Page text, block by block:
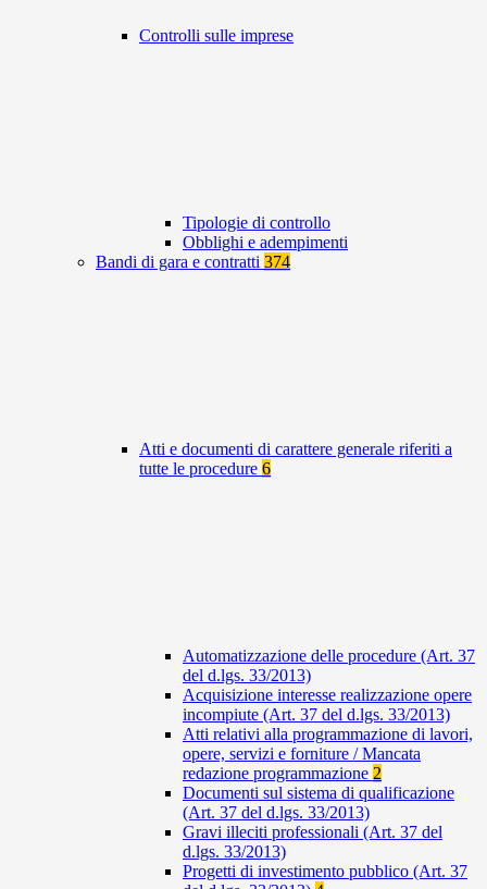
Controlli sulle imprese
Tipologie di controllo
Obblighi e adempimenti
Bandi di gara e contratti 374
Atti e documenti di carattere generale riferiti a
tutte le procedure 6
Automatizzazione delle procedure (Art. 37
del d.lgs. 33/2013)
Acquisizione interesse realizzazione opere
incompiute (Art. 37 del d.lgs. 33/2013)
Atti relativi alla programmazione di lavori,
opere, servizi e forniture / Mancata
redazione programmazione 2
Documenti sul sistema di qualificazione
(Art. 37 del d.lgs. 33/2013)
Gravi illeciti professionali (Art. 37 del
d.lgs. 33/2013)
Progetti di investimento pubblico (Art. 37